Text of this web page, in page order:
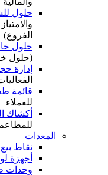
حلول
الفروع)
حلول
(حلول
إدارة
قائمة
للعملاء
أكشاك
للمطاعم
المعدات
نقاط بيع
أجهزة
وحدات